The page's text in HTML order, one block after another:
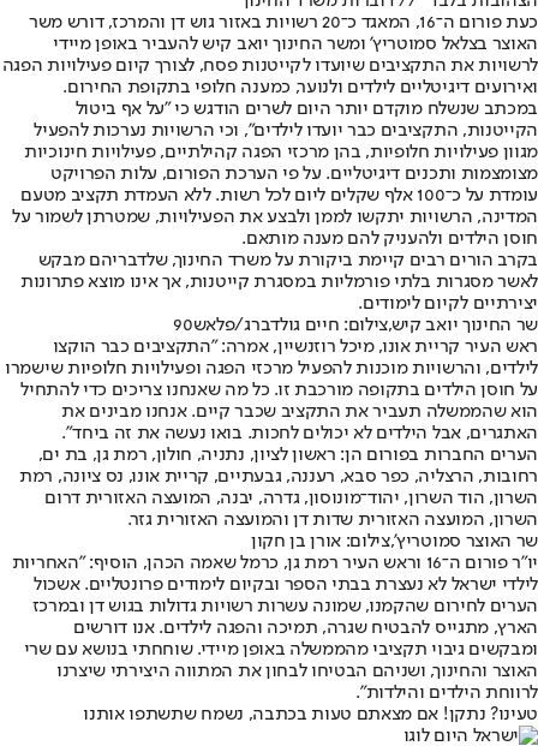
כעת פורום ה־16, המאגד כ־20 רשויות באזור גוש דן והמרכז, דורש משר
האוצר בצלאל סמוטריץ' ומשר החינוך יואב קיש להעביר באופן מיידי
לרשויות את התקציבים שיועדו לקייטנות פסח, לצורך קיום פעילויות הפגה
ואירועים דיגיטליים לילדים ולנוער, כמענה חלופי בתקופת החירום.
במכתב שנשלח מוקדם יותר היום לשרים הודגש כי "על אף ביטול
הקייטנות, התקציבים כבר יועדו לילדים", וכי הרשויות נערכות להפעיל
מגוון פעילויות חלופיות, בהן מרכזי הפגה קהילתיים, פעילויות חינוכיות
מצומצמות ותכנים דיגיטליים. על פי הערכת הפורום, עלות הפרויקט
עומדת על כ־100 אלף שקלים ליום לכל רשות. ללא העמדת תקציב מטעם
המדינה, הרשויות יתקשו לממן ולבצע את הפעילויות, שמטרתן לשמור על
חוסן הילדים ולהעניק להם מענה מותאם.
בקרב הורים רבים קיימת ביקורת על משרד החינוך, שלדבריהם מבקש
לאשר מסגרות בלתי פורמליות במסגרת קייטנות, אך אינו מוצא פתרונות
יצירתיים לקיום לימודים.
שר החינוך יואב קיש,צילום: חיים גולדברג/פלאש90
ראש העיר קריית אונו, מיכל רוזנשיין, אמרה: "התקציבים כבר הוקצו
לילדים, והרשויות מוכנות להפעיל מרכזי הפגה ופעילויות חלופיות שישמרו
על חוסן הילדים בתקופה מורכבת זו. כל מה שאנחנו צריכים כדי להתחיל
הוא שהממשלה תעביר את התקציב שכבר קיים. אנחנו מבינים את
האתגרים, אבל הילדים לא יכולים לחכות. בואו נעשה את זה ביחד".
הערים החברות בפורום הן: ראשון לציון, נתניה, חולון, רמת גן, בת ים,
רחובות, הרצליה, כפר סבא, רעננה, גבעתיים, קריית אונו, נס ציונה, רמת
השרון, הוד השרון, יהוד־מונוסון, גדרה, יבנה, המועצה האזורית דרום
השרון, המועצה האזורית שדות דן והמועצה האזורית גזר.
שר האוצר סמוטריץ',צילום: אורן בן חקון
יו"ר פורום ה־16 וראש העיר רמת גן, כרמל שאמה הכהן, הוסיף: "האחריות
לילדי ישראל לא נעצרת בבתי הספר ובקיום לימודים פרונטליים. אשכול
הערים לחירום שהקמנו, שמונה עשרות רשויות גדולות בגוש דן ובמרכז
הארץ, מתגייס להבטיח שגרה, תמיכה והפגה לילדים. אנו דורשים
ומבקשים גיבוי תקציבי מהממשלה באופן מיידי. שוחחתי בנושא עם שרי
האוצר והחינוך, ושניהם הבטיחו לבחון את המתווה היצירתי שיצרנו
לרווחת הילדים והילדות".
טעינו? נתקן! אם מצאתם טעות בכתבה, נשמח שתשתפו אותנו